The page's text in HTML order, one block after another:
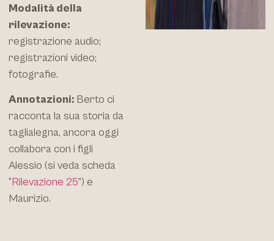
Modalità della
rilevazione:
registrazione audio;
registrazioni video;
fotografie.
Annotazioni: Berto ci
racconta la sua storia da
taglialegna, ancora oggi
collabora con i figli
Alessio (si veda scheda
“Rilevazione 25”) e
Maurizio.